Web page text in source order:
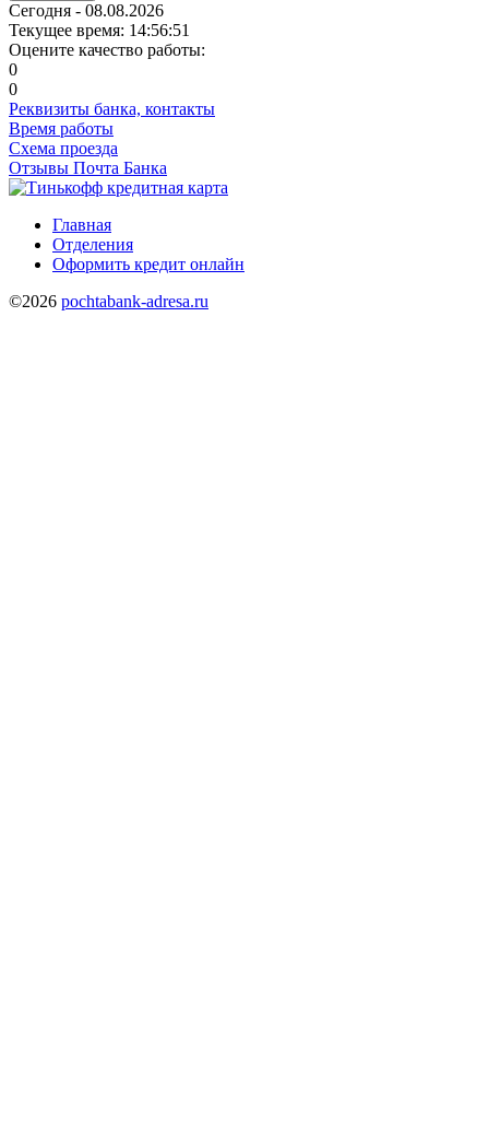
Сегодня - 08.08.2026
Текущее время: 14:56:51
Оцените качество работы:
0
0
Реквизиты банка, контакты
Время работы
Схема проезда
Отзывы Почта Банка
Главная
Отделения
Оформить кредит онлайн
©2026 pochtabank-adresa.ru